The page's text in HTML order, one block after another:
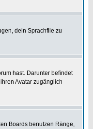
dein Sprachfile zu
hast. Darunter befindet
Avatar zugänglich
Boards benutzen Ränge,